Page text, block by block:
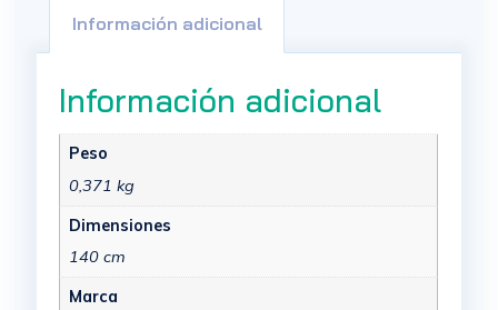
Información adicional
Información adicional
Peso
0,371 kg
Dimensiones
140 cm
Marca